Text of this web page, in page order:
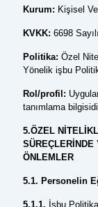
Kurum: Kişisel
KVKK: 6698
Politika: Özel
Yönelik işbu
Rol/profil:
tanımlama
5.ÖZEL
ÖNLEMLER
5.1. Personelin
5.1.1. İşbu